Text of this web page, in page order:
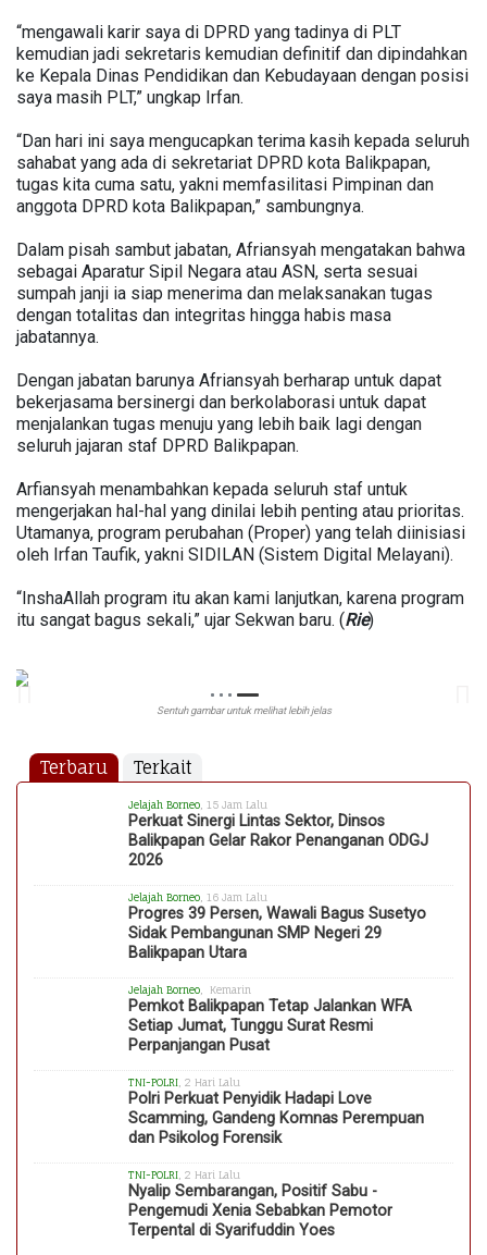
“mengawali karir saya di DPRD yang tadinya di PLT
kemudian jadi sekretaris kemudian definitif dan dipindahkan
ke Kepala Dinas Pendidikan dan Kebudayaan dengan posisi
saya masih PLT,” ungkap Irfan.
“Dan hari ini saya mengucapkan terima kasih kepada seluruh
sahabat yang ada di sekretariat DPRD kota Balikpapan,
tugas kita cuma satu, yakni memfasilitasi Pimpinan dan
anggota DPRD kota Balikpapan,” sambungnya.
Dalam pisah sambut jabatan, Afriansyah mengatakan bahwa
sebagai Aparatur Sipil Negara atau ASN, serta sesuai
sumpah janji ia siap menerima dan melaksanakan tugas
dengan totalitas dan integritas hingga habis masa
jabatannya.
Dengan jabatan barunya Afriansyah berharap untuk dapat
bekerjasama bersinergi dan berkolaborasi untuk dapat
menjalankan tugas menuju yang lebih baik lagi dengan
seluruh jajaran staf DPRD Balikpapan.
Arfiansyah menambahkan kepada seluruh staf untuk
mengerjakan hal-hal yang dinilai lebih penting atau prioritas.
Utamanya, program perubahan (Proper) yang telah diinisiasi
oleh Irfan Taufik, yakni SIDILAN (Sistem Digital Melayani).
“InshaAllah program itu akan kami lanjutkan, karena program
itu sangat bagus sekali,” ujar Sekwan baru. (Rie)
Sentuh gambar untuk melihat lebih jelas
Terbaru Terkait
Jelajah Borneo , 15 Jam Lalu
Perkuat Sinergi Lintas Sektor, Dinsos
Balikpapan Gelar Rakor Penanganan ODGJ
2026
Jelajah Borneo , 16 Jam Lalu
Progres 39 Persen, Wawali Bagus Susetyo
Sidak Pembangunan SMP Negeri 29
Balikpapan Utara
Jelajah Borneo , Kemarin
Pemkot Balikpapan Tetap Jalankan WFA
Setiap Jumat, Tunggu Surat Resmi
Perpanjangan Pusat
TNI-POLRI , 2 Hari Lalu
Polri Perkuat Penyidik Hadapi Love
Scamming, Gandeng Komnas Perempuan
dan Psikolog Forensik
TNI-POLRI , 2 Hari Lalu
Nyalip Sembarangan, Positif Sabu -
Pengemudi Xenia Sebabkan Pemotor
Terpental di Syarifuddin Yoes